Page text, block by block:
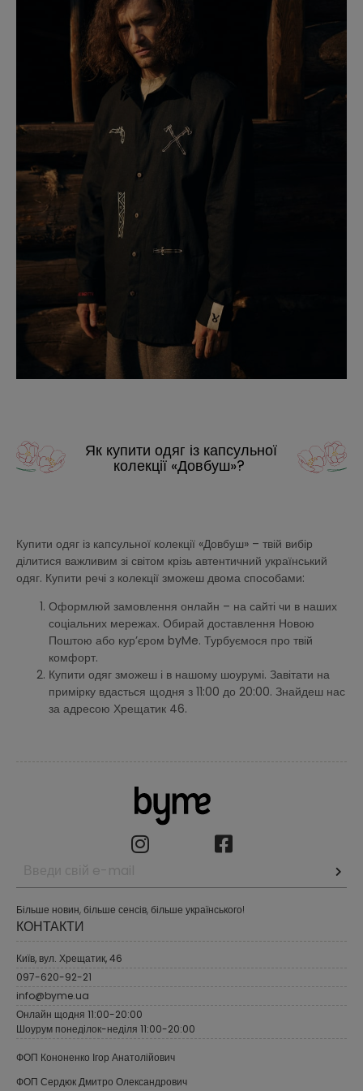
Як купити одяг із капсульної
колекції «Довбуш»?
Купити одяг із капсульної колекції «Довбуш» – твій вибір
ділитися важливим зі світом крізь автентичний український
одяг. Купити речі з колекції зможеш двома способами:
Оформлюй замовлення онлайн – на сайті чи в наших
соціальних мережах. Обирай доставлення Новою
Поштою або кур’єром byMe. Турбуємося про твій
комфорт.
Купити одяг зможеш і в нашому шоурумі. Завітати на
примірку вдасться щодня з 11:00 до 20:00. Знайдеш нас
за адресою Хрещатик 46.
Більше новин, більше сенсів, більше українського!
КОНТАКТИ
Київ, вул. Хрещатик, 46
097-620-92-21
info@byme.ua
Онлайн щодня 11:00-20:00
Шоурум понеділок-неділя 11:00-20:00
ФОП Кононенко Ігор Анатолійович
ФОП Сердюк Дмитро Олександрович